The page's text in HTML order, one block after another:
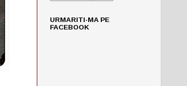
URMARITI-MA PE
FACEBOOK